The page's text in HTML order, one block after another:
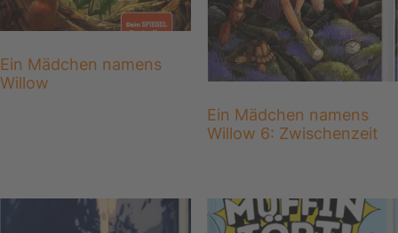
Ein Mädchen namens
Willow
Ein Mädchen namens
Willow 6: Zwischenzeit